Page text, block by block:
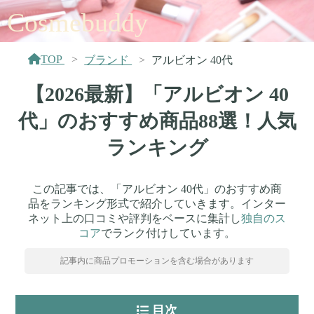
Cosmebuddy
TOP ブランド アルビオン 40代
【2026最新】「アルビオン 40
代」のおすすめ商品88選！人気
ランキング
この記事では、「アルビオン 40代」のおすすめ商
品をランキング形式で紹介していきます。インター
ネット上の口コミや評判をベースに集計し独自のス
コアでランク付けしています。
記事内に商品プロモーションを含む場合があります
目次